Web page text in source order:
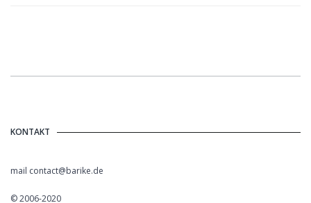
KONTAKT
mail contact@barike.de
© 2006-2020